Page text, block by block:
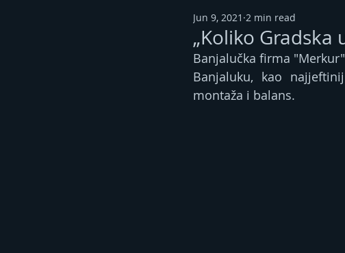
„Koliko Gradska
Jun 9, 2021 2 min read
Banjalučka firma
Banjaluku, kao
montaža i balans.